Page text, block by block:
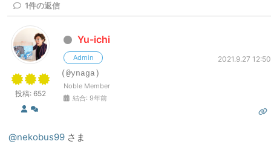
1件の返信
投稿: 652
Yu-ichi
Admin
2021.9.27 12:50
(@ynaga)
Noble Member
結合: 9年前
@nekobus99 さま